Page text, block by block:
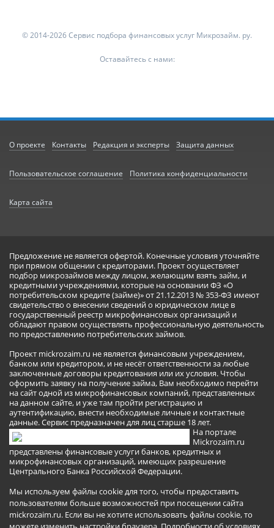
© 2014-2026 Сервис подбора финансовых услуг Микрозайм. ру.
Оставайтесь с нами:
О проекте Контакты Редакция и эксперты Защита данных
Пользовательское соглашение Политика конфиденциальности
Карта сайта
Предложение не является офертой. Конечные условия уточняйте
при прямом общении с кредиторами. Проект осуществляет
подбор микрозаймов между лицом, желающим взять займ, и
кредитными учреждениями, которые на основании ФЗ «О
потребительском кредите (займе)» от 21.12.2013 № 353-ФЗ имеют
свидетельство о внесении сведений о юридическом лице в
государственный реестр микрофинансовых организаций и
обладают правом осуществлять профессиональную деятельность
по предоставлению потребительских займов.
Проект mickrozaim.ru не является финансовым учреждением,
банком или кредитором, и не несёт ответственности за любые
заключенные договоры кредитования или их условия. Чтобы
оформить заявку на получение займа, Вам необходимо перейти
на сайт одной из микрофинансовых компаний, представленных
на данном сайте, и уже там пройти регистрацию и
аутентификацию, внести необходимые личные и контактные
данные. Сервис предназначен для лиц старше 18 лет.
На портале
Mickrozaim.ru
представлены финансовые услуги банков, кредитных и
микрофинансовых организаций, имеющих разрешение
Центрального Банка Российской Федерации.
Мы используем файлы cookie для того, чтобы предоставить
пользователям больше возможностей при посещении сайта
mickrozaim.ru. Если вы не хотите использовать файлы cookie, то